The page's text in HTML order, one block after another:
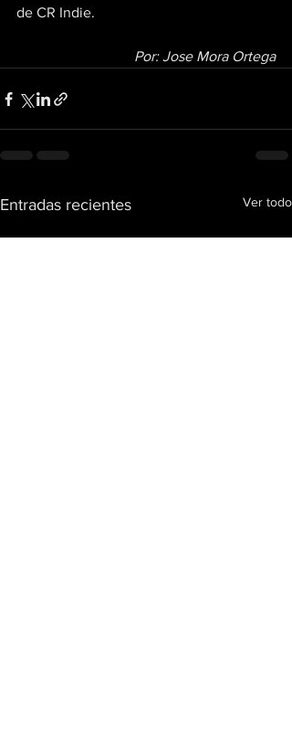
de CR Indie.
Por: Jose Mora Ortega
Entradas recientes Ver todo